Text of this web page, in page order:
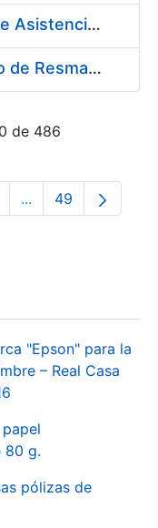
Contratación del Servicio de Asistencia Técnica para la Realización de Trabajos de Fontanería para el Taller de Mantenimiento de la Fábrica de Papel de Burgos durante el año 2017
Contratación del suministro de Resmas de Cartón
de 486
Use TAB para
...PáginasPágina
49
"Epson" para la
– Real Casa
80 g.
pólizas de